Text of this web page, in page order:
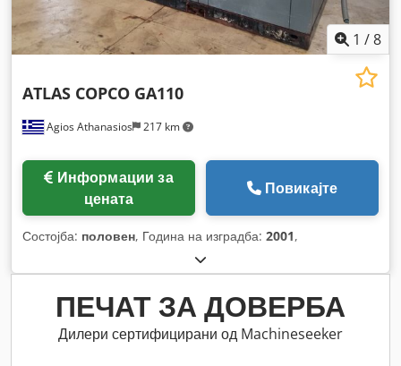
1 /8
Agios Athanasios 217 km
ATLAS COPCO GA110
цената
Повикајте
Состојба: половен, Година на изградба: 2001,
ПЕЧАТ ЗА ДОВЕРБА
Дилери сертифицирани од Machineseeker